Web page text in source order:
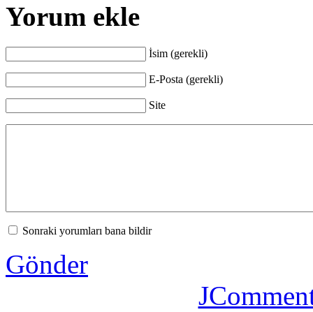
Yorum ekle
İsim (gerekli)
E-Posta (gerekli)
Site
Sonraki yorumları bana bildir
Gönder